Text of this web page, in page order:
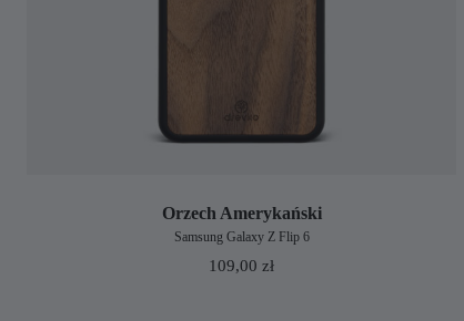
Orzech Amerykański
Samsung Galaxy Z Flip 6
109,00zł